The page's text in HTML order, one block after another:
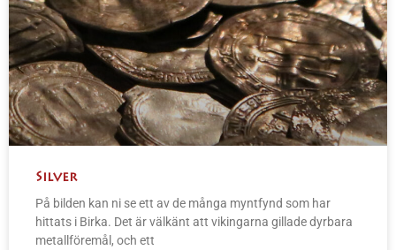
Silver
På bilden kan ni se ett av de många myntfynd som har
hittats i Birka. Det är välkänt att vikingarna gillade dyrbara
metallföremål, och ett